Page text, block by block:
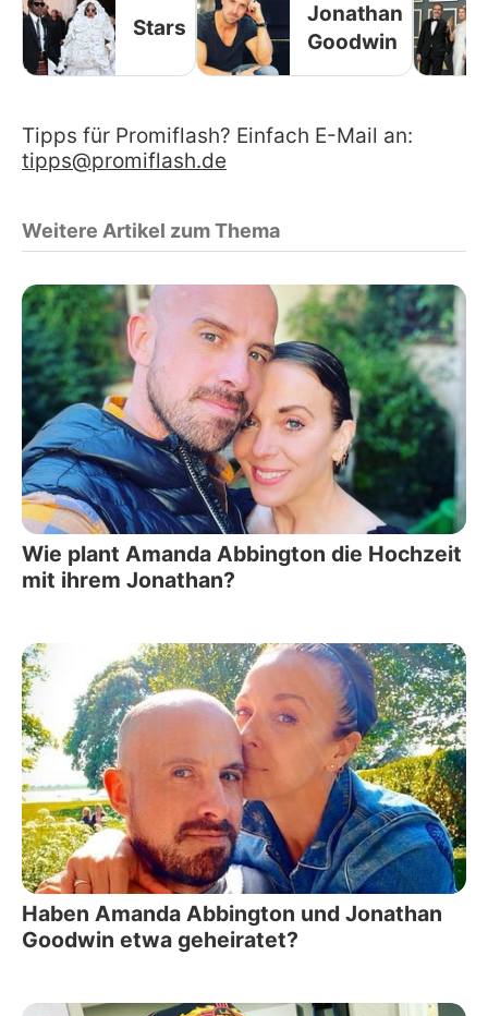
Stars
Jonathan
Goodwin
Tipps für Promiflash? Einfach E-Mail an:
tipps@promiflash.de
Weitere Artikel zum Thema
Wie plant Amanda Abbington die Hochzeit
mit ihrem Jonathan?
Haben Amanda Abbington und Jonathan
Goodwin etwa geheiratet?